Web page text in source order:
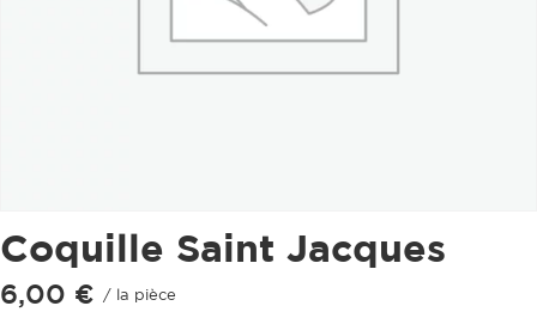
Coquille Saint Jacques
6,00 € / la pièce